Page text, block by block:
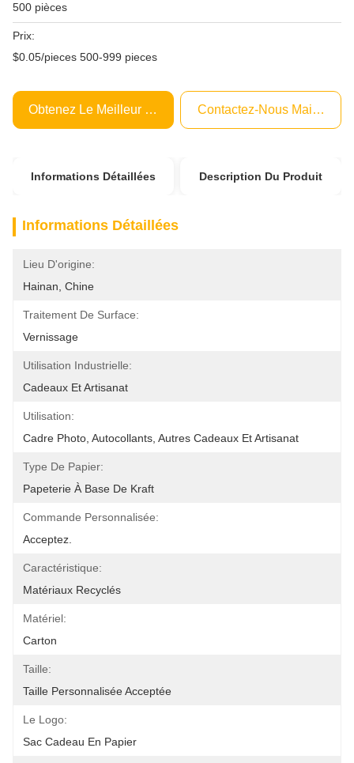
500 pièces
Prix:
$0.05/pieces 500-999 pieces
Obtenez Le Meilleur Prix Contactez-Nous Maintenant
Informations Détaillées Description Du Produit
Informations Détaillées
Lieu D'origine:
Hainan, Chine
Traitement De Surface:
Vernissage
Utilisation Industrielle:
Cadeaux Et Artisanat
Utilisation:
Cadre Photo, Autocollants, Autres Cadeaux Et Artisanat
Type De Papier:
Papeterie À Base De Kraft
Commande Personnalisée:
Acceptez.
Caractéristique:
Matériaux Recyclés
Matériel:
Carton
Taille:
Taille Personnalisée Acceptée
Le Logo:
Sac Cadeau En Papier